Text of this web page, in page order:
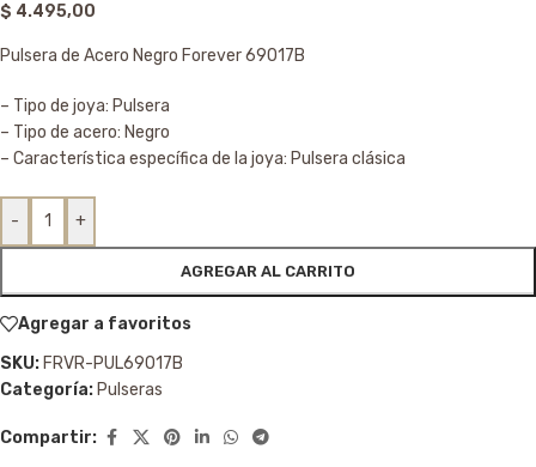
$ 4.495,00
Pulsera de Acero Negro Forever 69017B
– Tipo de joya: Pulsera
– Tipo de acero: Negro
– Característica específica de la joya: Pulsera clásica
- +
AGREGAR AL CARRITO
Agregar a favoritos
SKU: FRVR-PUL69017B
Categoría: Pulseras
Compartir: